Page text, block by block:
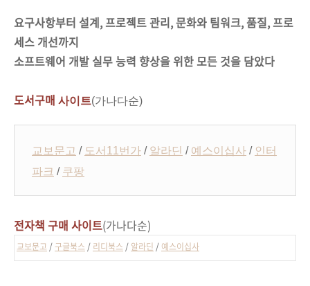
요구사항부터 설계,프로젝트 관리,문화와 팀워크,품질,프로
세스 개선까지
소프트웨어 개발 실무 능력 향상을 위한 모든 것을 담았다
도서구매 사이트(가나다순)
교보문고 / 도서11번가 / 알라딘 / 예스이십사 / 인터
파크 / 쿠팡
전자책 구매 사이트(가나다순)
교보문고 /구글북스 / 리디북스 / 알라딘 / 예스이십사